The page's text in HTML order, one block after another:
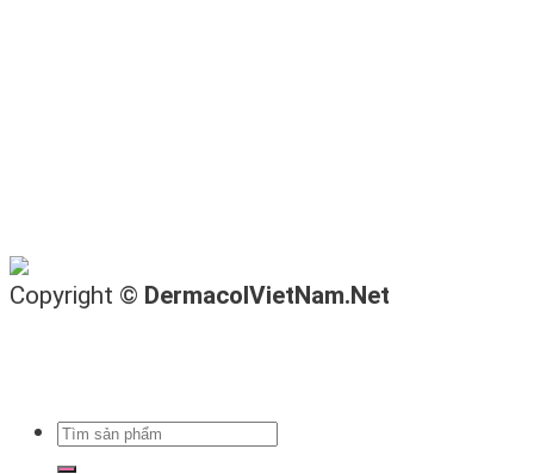
Copyright © DermacolVietNam.Net